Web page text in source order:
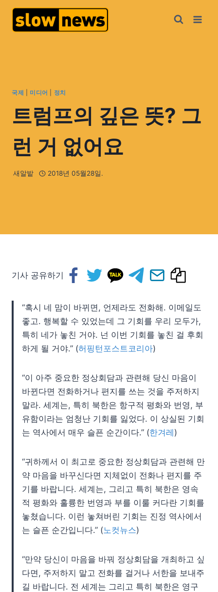
국제 미디어 정치
트럼프의 깊은 뜻? 그
런 거 없어요
새알밭 2018년 05월28일.
기사 공유하기
“혹시 네 맘이 바뀌면, 언제라도 전화해. 이메일도
좋고. 행복할 수 있었는데 그 기회를 우리 모두가,
특히 네가 놓친 거야. 넌 이번 기회를 놓친 걸 후회
하게 될 거야.” (허핑턴포스트코리아)
“이 아주 중요한 정상회담과 관련해 당신 마음이
바뀐다면 전화하거나 편지를 쓰는 것을 주저하지
말라. 세계는, 특히 북한은 항구적 평화와 번영, 부
유함이라는 엄청난 기회를 잃었다. 이 상실된 기회
는 역사에서 매우 슬픈 순간이다.” (한겨레 )
“귀하께서 이 최고로 중요한 정상회담과 관련해 만
약 마음을 바꾸신다면 지체없이 전화나 편지를 주
기를 바랍니다. 세계는, 그리고 특히 북한은 영속
적 평화와 훌륭한 번영과 부를 이룰 커다란 기회를
놓쳤습니다. 이런 놓쳐버린 기회는 진정 역사에서
는 슬픈 순간입니다.” (노컷뉴스)
“만약 당신이 마음을 바꿔 정상회담을 개최하고 싶
다면, 주저하지 말고 전화를 걸거나 서한을 보내주
길 바랍니다. 전 세계는 그리고 특히 북한은 영구